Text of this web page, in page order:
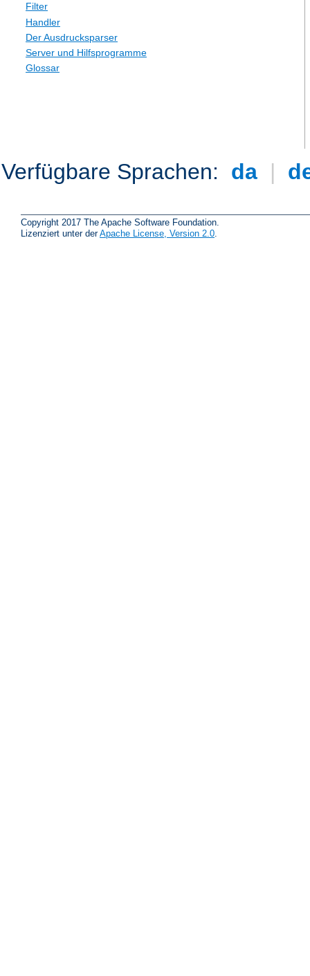
Filter
Handler
Der Ausdrucksparser
Server und Hilfsprogramme
Glossar
Verfügbare Sprachen: da |
Copyright 2017 The Apache Software Foundation.
Lizenziert unter derApache License, Version 2.0